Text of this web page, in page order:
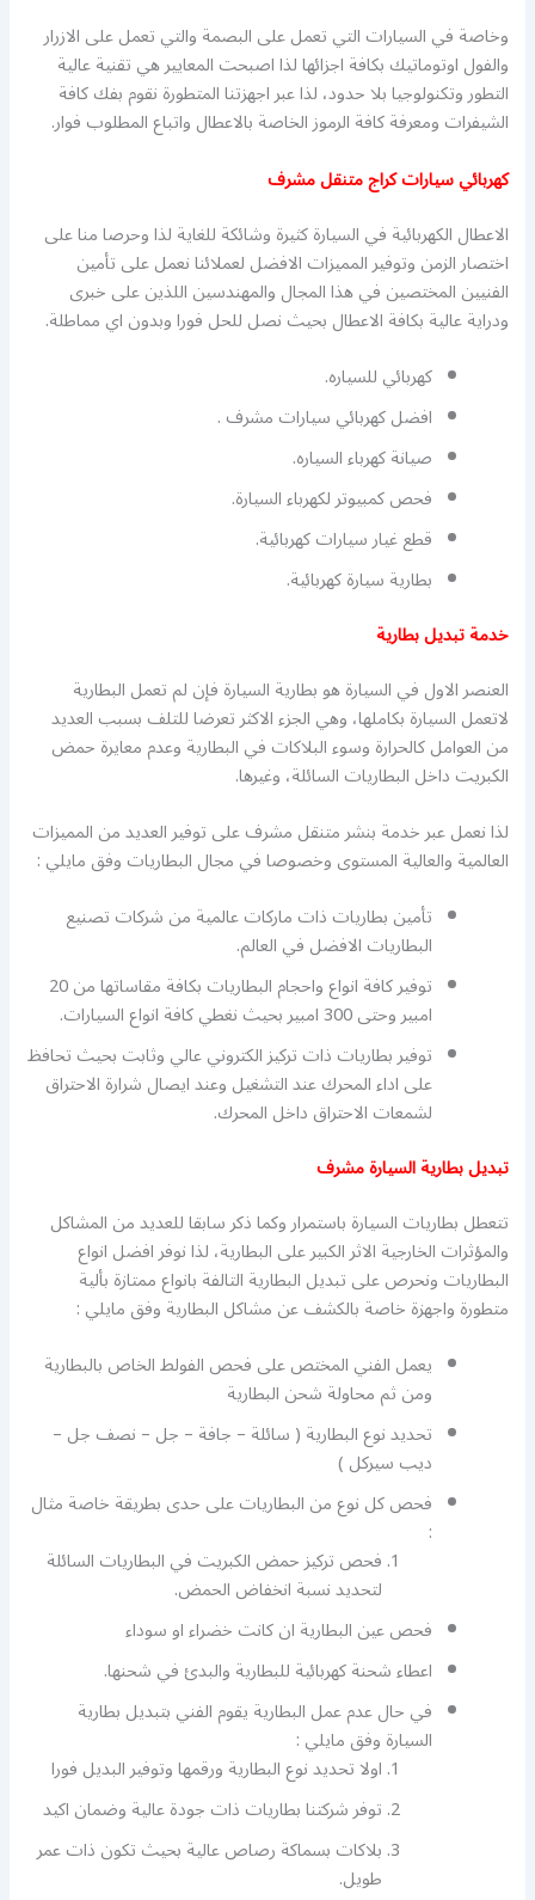
وخاصة في السيارات التي تعمل على البصمة والتي تعمل على الازرار
والفول اوتوماتيك بكافة اجزائها لذا اصبحت المعايير هي تقنية عالية
التطور وتكنولوجيا بلا حدود، لذا عبر اجهزتنا المتطورة نقوم بفك كافة
الشيفرات ومعرفة كافة الرموز الخاصة بالاعطال واتباع المطلوب فوار.
كهربائي سيارات كراج متنقل مشرف
الاعطال الكهربائية في السيارة كثيرة وشائكة للغاية لذا وحرصا منا على
اختصار الزمن وتوفير المميزات الافضل لعملائنا نعمل على تأمين
الفنيين المختصين في هذا المجال والمهندسين اللذين على خبرى
ودراية عالية بكافة الاعطال بحيث نصل للحل فورا وبدون اي مماطلة.
كهربائي للسياره.
افضل كهربائي سيارات مشرف .
صيانة كهرباء السياره.
فحص كمبيوتر لكهرباء السيارة.
قطع غيار سيارات كهربائية.
بطارية سيارة كهربائية.
خدمة تبديل بطارية
العنصر الاول في السيارة هو بطارية السيارة فإن لم تعمل البطارية
لاتعمل السيارة بكاملها، وهي الجزء الاكثر تعرضا للتلف بسبب العديد
من العوامل كالحرارة وسوء البلاكات في البطارية وعدم معايرة حمض
الكبريت داخل البطاريات السائلة، وغيرها.
لذا نعمل عبر خدمة بنشر متنقل مشرف على توفير العديد من المميزات
العالمية والعالية المستوى وخصوصا في مجال البطاريات وفق مايلي :
تأمين بطاريات ذات ماركات عالمية من شركات تصنيع
البطاريات الافضل في العالم.
توفير كافة انواع واحجام البطاريات بكافة مقاساتها من 20
امبير وحتى 300 امبير بحيث نغطي كافة انواع السيارات.
توفير بطاريات ذات تركيز الكتروني عالي وثابت بحيث تحافظ
على اداء المحرك عند التشغيل وعند ايصال شرارة الاحتراق
لشمعات الاحتراق داخل المحرك.
تبديل بطارية السيارة مشرف
تتعطل بطاريات السيارة باستمرار وكما ذكر سابقا للعديد من المشاكل
والمؤثرات الخارجية الاثر الكبير على البطارية، لذا نوفر افضل انواع
البطاريات ونحرص على تبديل البطارية التالفة بانواع ممتازة بألية
متطورة واجهزة خاصة بالكشف عن مشاكل البطارية وفق مايلي :
يعمل الفني المختص على فحص الفولط الخاص بالبطارية
ومن ثم محاولة شحن البطارية
تحديد نوع البطارية ( سائلة – جافة – جل – نصف جل –
ديب سيركل )
فحص كل نوع من البطاريات على حدى بطريقة خاصة مثال
:
فحص تركيز حمض الكبريت في البطاريات السائلة
لتحديد نسبة انخفاض الحمض.
فحص عين البطارية ان كانت خضراء او سوداء
اعطاء شحنة كهربائية للبطارية والبدئ في شحنها.
في حال عدم عمل البطارية يقوم الفني بتبديل بطارية
السيارة وفق مايلي :
اولا تحديد نوع البطارية ورقمها وتوفير البديل فورا
توفر شركتنا بطاريات ذات جودة عالية وضمان اكيد
بلاكات بسماكة رصاص عالية بحيث تكون ذات عمر
طويل.